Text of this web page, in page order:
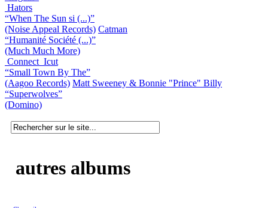
Hators
“When The Sun si (...)”
(Noise Appeal Records) Catman
“Humanité Société (...)”
(Much Much More)
Connect_Icut
“Small Town By The”
(Aagoo Records) Matt Sweeney & Bonnie "Prince" Billy
“Superwolves”
(Domino)
autres albums